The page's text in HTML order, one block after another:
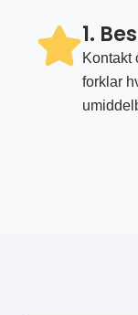
1.
Kontakt
forklar